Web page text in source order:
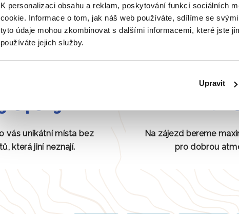
K personalizaci obsahu a reklam, poskytování funkcí sociálních
cookie. Informace o tom, jak náš web používáte, sdílíme se
tyto údaje mohou zkombinovat s dalšími informacemi, které jste
používáte jejich služby.
Upravit
Naše péče
perly
vás unikátní místa bez
která jiní neznají.
Žádná
Na zájezd bereme
pro dobrou